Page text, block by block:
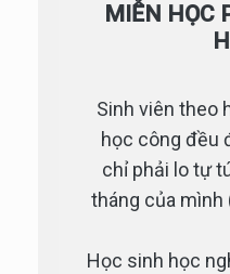
MIỄN HỌC
Sinh viên theo
học công đều
chỉ phải lo tự
tháng của mình
Học sinh học